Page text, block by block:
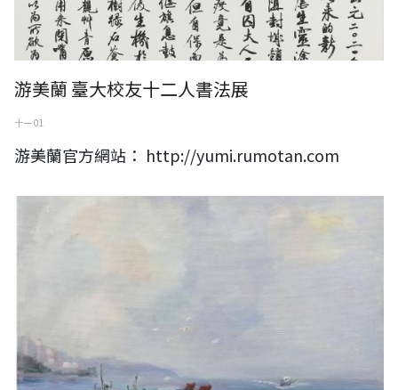
游美蘭 臺大校友十二人書法展
十一 01
游美蘭官方網站： http://yumi.rumotan.com